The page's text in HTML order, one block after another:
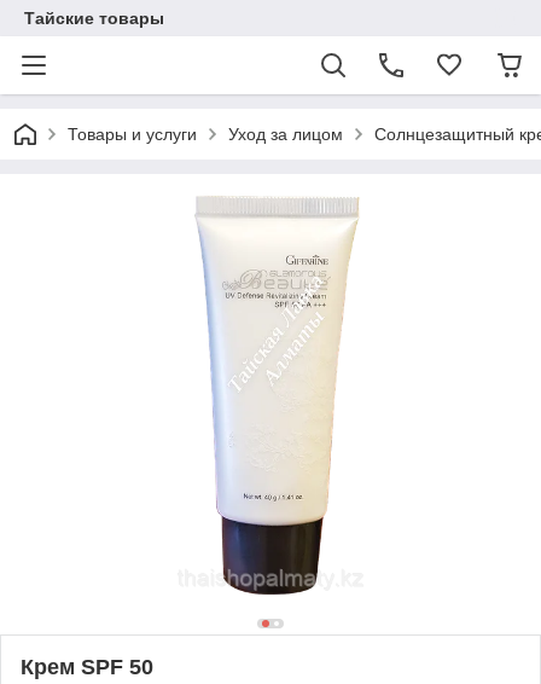
Тайские товары
Товары и услуги Уход за лицом Солнцезащитный
Крем SPF 50